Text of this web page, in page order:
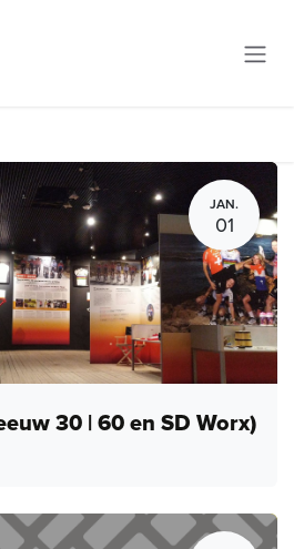
JAN.
01
30 | 60 en SD Worx)